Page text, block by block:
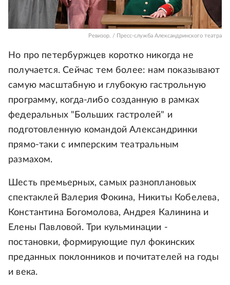
Ревизор. / Пресс-служба Александринского театра
Но про петербуржцев коротко никогда не
получается. Сейчас тем более: нам показывают
самую масштабную и глубокую гастрольную
программу, когда-либо созданную в рамках
федеральных "Больших гастролей" и
подготовленную командой Александринки
прямо-таки с имперским театральным
размахом.
Шесть премьерных, самых разноплановых
спектаклей Валерия Фокина, Никиты Кобелева,
Константина Богомолова, Андрея Калинина и
Елены Павловой. Три кульминации -
постановки, формирующие пул фокинских
преданных поклонников и почитателей на годы
и века.